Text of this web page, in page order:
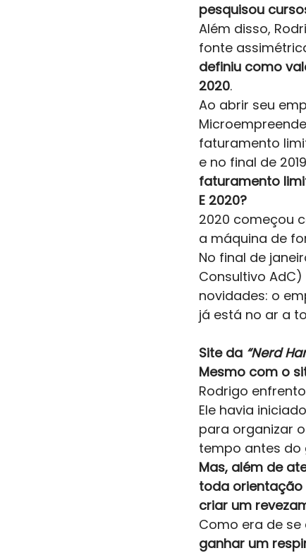
pesquisou
Além disso,
fonte
definiu como
2020.
Ao abrir seu
faturamento
e no final de
faturamento
E 2020?
2020 começou
a máquina de
No final de
Consultivo
novidades: o
já está no ar a
Site da “Nerd
Mesmo com o
Rodrigo
Ele havia
para organizar
tempo antes do
Mas, além de
toda orientação
criar um
Como era de
ganhar um